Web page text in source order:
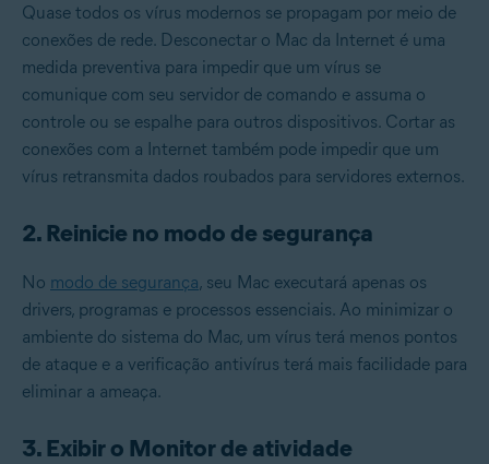
Quase todos os vírus modernos se propagam por meio de
conexões de rede. Desconectar o Mac da Internet é uma
medida preventiva para impedir que um vírus se
comunique com seu servidor de comando e assuma o
controle ou se espalhe para outros dispositivos. Cortar as
conexões com a Internet também pode impedir que um
vírus retransmita dados roubados para servidores externos.
2. Reinicie no modo de segurança
No modo de segurança, seu Mac executará apenas os
drivers, programas e processos essenciais. Ao minimizar o
ambiente do sistema do Mac, um vírus terá menos pontos
de ataque e a verificação antivírus terá mais facilidade para
eliminar a ameaça.
3. Exibir o Monitor de atividade